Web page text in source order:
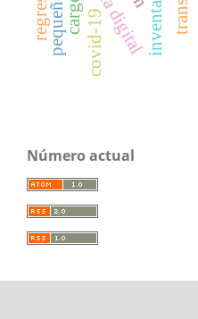
covid-19
Número actual